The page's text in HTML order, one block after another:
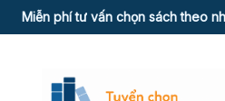
Skip
to
Miễn phí tư vấn chọn sách theo